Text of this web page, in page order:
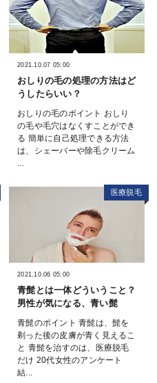
2021.10.07 05:00
おしりの毛の処理の方法はど
うしたらいい？
おしりの毛のポイント おしり
の毛や毛穴はなくすことができ
る 簡単に自己処理できる方法
は、シェーバーや除毛クリーム
...
医療脱毛
2021.10.06 05:00
青髭とは一体どういうこと？
男性が気になる、青い髭
青髭のポイント 青髭は、髭を
剃った後の皮膚が青く見えるこ
と 青髭を治すのは、医療脱毛
だけ 20代女性のアンケート
結...